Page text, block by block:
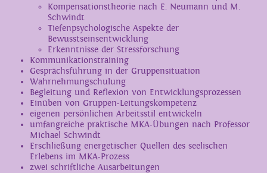
Kompensationstheorie nach E. Neumann und M.
Schwindt
Tiefenpsychologische Aspekte der
Bewusstseinsentwicklung
Erkenntnisse der Stressforschung
Kommunikationstraining
Gesprächsführung in der Gruppensituation
Wahrnehmungschulung
Begleitung und Reflexion von Entwicklungsprozessen
Einüben von Gruppen-Leitungskompetenz
eigenen persönlichen Arbeitsstil entwickeln
umfangreiche praktische MKA-Übungen nach Professor
Michael Schwindt
Erschließung energetischer Quellen des seelischen
Erlebens im MKA-Prozess
zwei schriftliche Ausarbeitungen